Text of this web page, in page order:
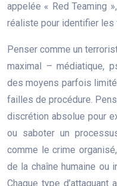
appelée « Red Teaming
réaliste pour identifier les
Penser comme un
maximal – médiatique,
des moyens parfois
failles de procédure.
discrétion absolue pour
ou saboter un
comme le crime
de la chaîne humaine ou
Chaque type